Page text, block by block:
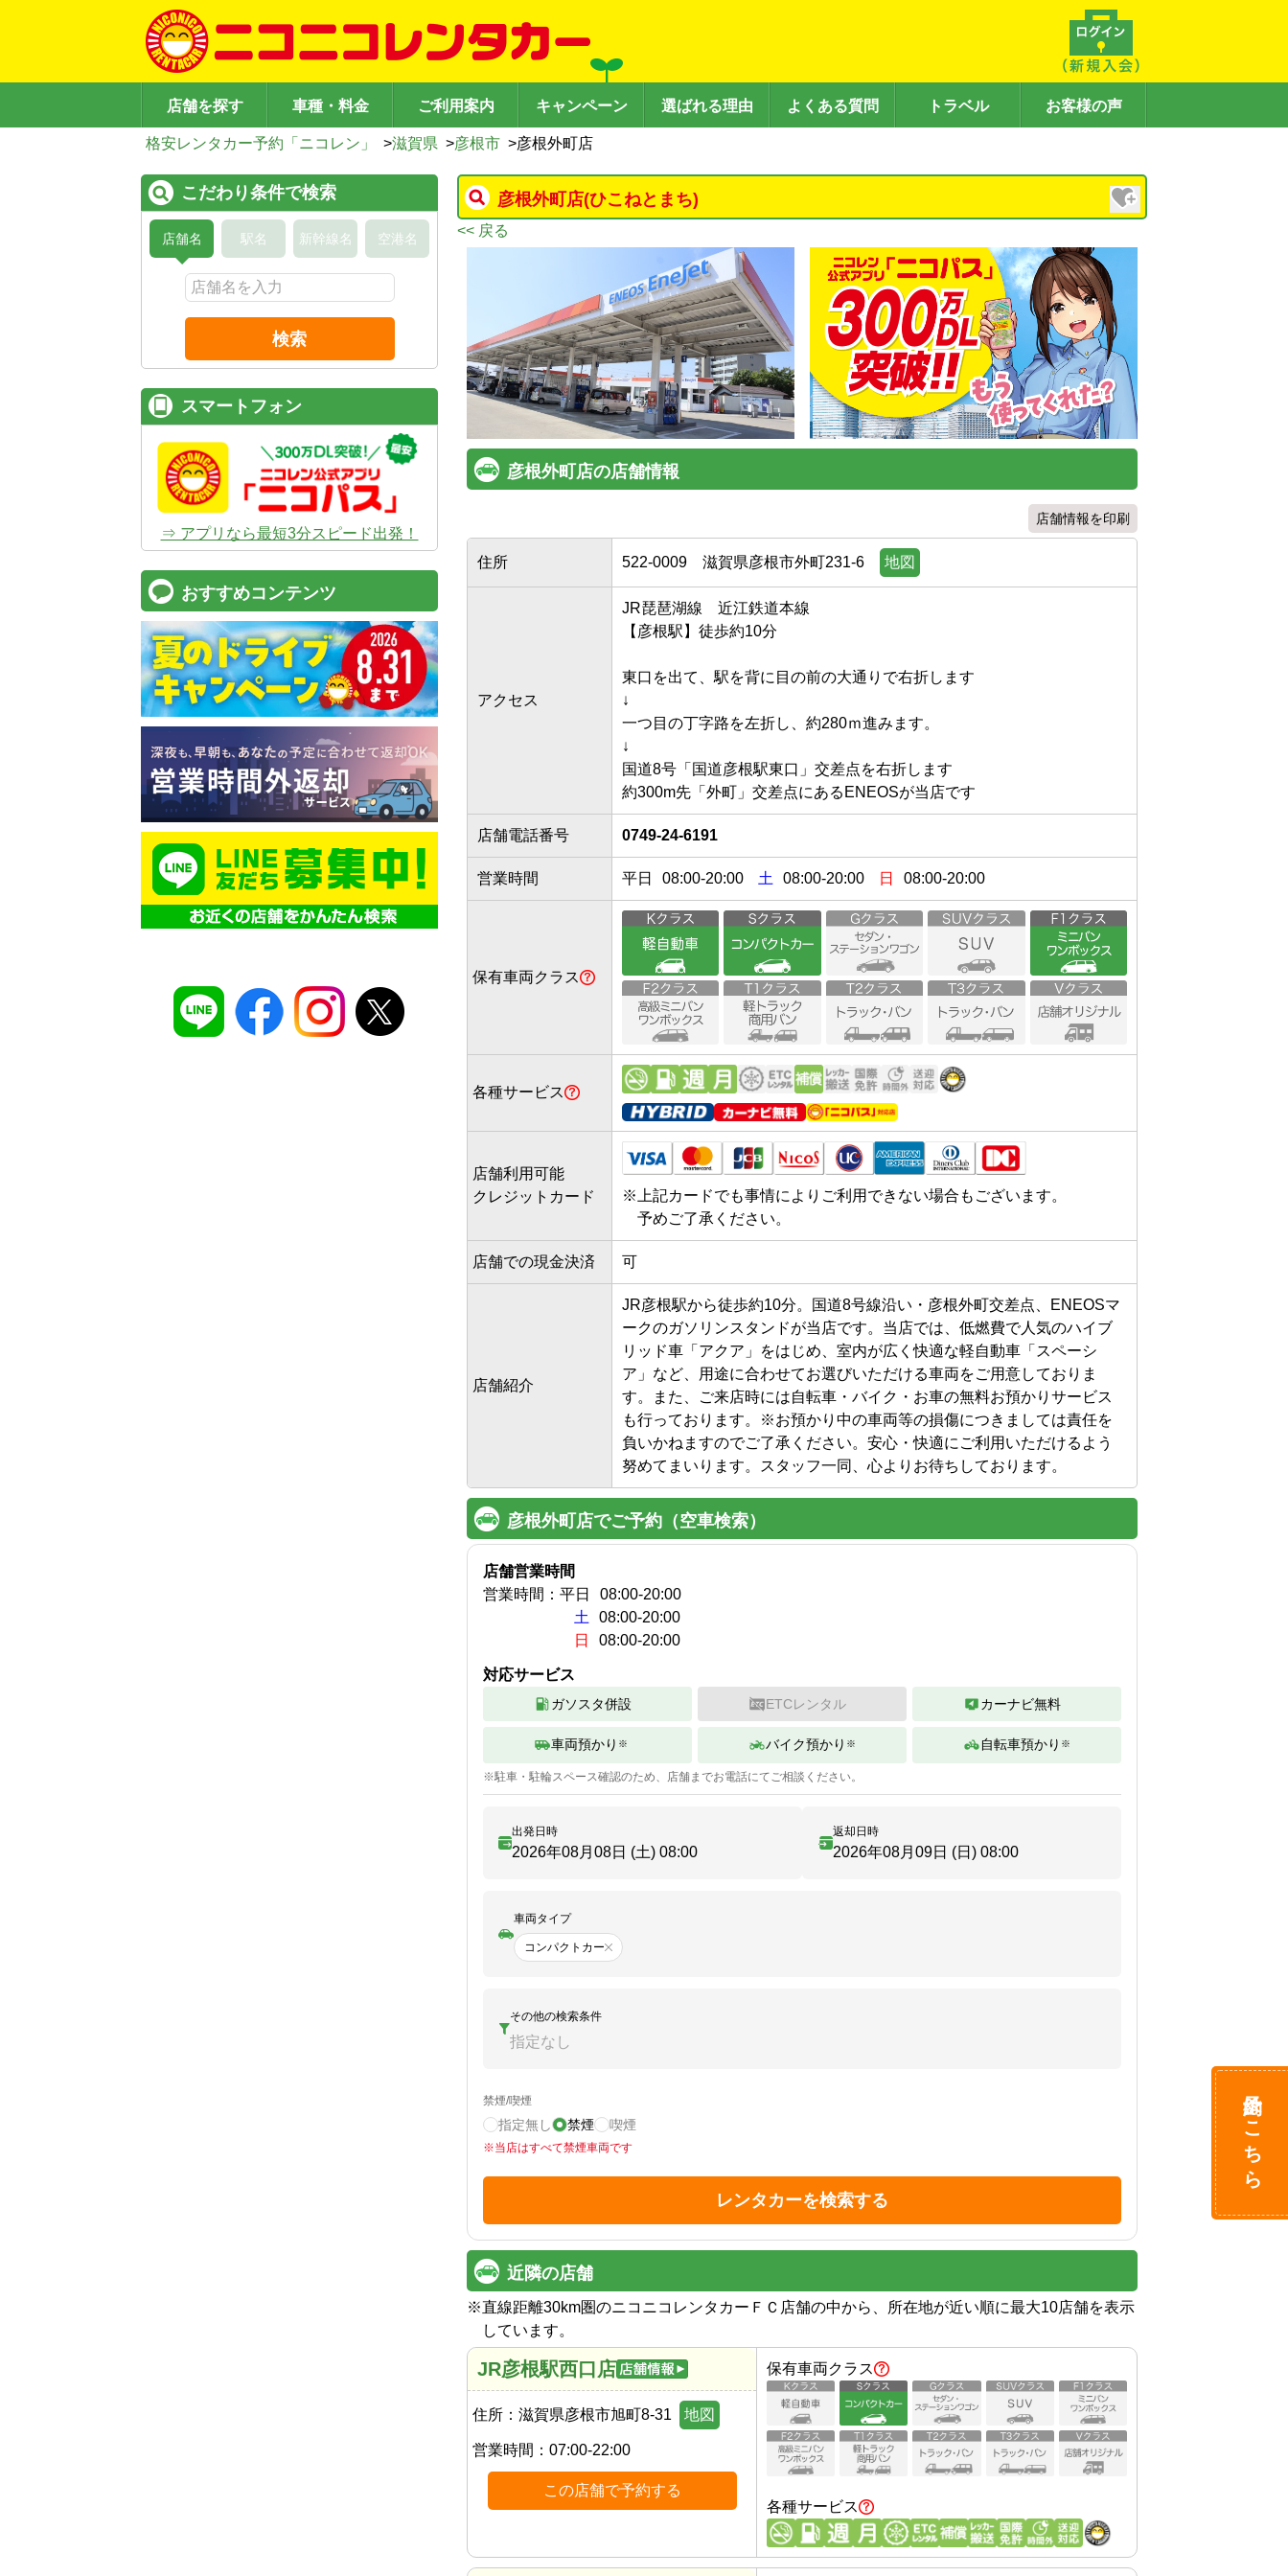
店舗を探す 車種・料金 ご利用案内 キャンペーン 選ばれる理由 よくある質問 トラベル お客様の声
格安レンタカー予約「ニコレン」 >滋賀県 >彦根市 >彦根外町店
彦根外町店(ひこねとまち)
<< 戻る
彦根外町店の店舗情報
店舗情報を印刷
住所 522-0009 滋賀県彦根市外町231-6 地図
アクセス
JR琵琶湖線　近江鉄道本線
【彦根駅】徒歩約10分
東口を出て、駅を背に目の前の大通りで右折します
↓
一つ目の丁字路を左折し、約280ｍ進みます。
↓
国道8号「国道彦根駅東口」交差点を右折します
店舗電話番号 0749-24-6191
営業時間 平日 08:00-20:00 土 08:00-20:00 日 08:00-20:00
保有車両クラス
各種サービス
店舗利用可能
クレジットカード
※ 上記カードでも事情によりご利用できない場合もございます。
予めご了承ください。
店舗での現金決済 可
店舗紹介
JR彦根駅から徒歩約10分。国道8号線沿い・彦根外町交差点、ENEOSマ
ークのガソリンスタンドが当店です。当店では、低燃費で人気のハイブ
リッド車「アクア」をはじめ、室内が広く快適な軽自動車「スペーシ
ア」など、用途に合わせてお選びいただける車両をご用意しておりま
す。また、ご来店時には自転車・バイク・お車の無料お預かりサービス
も行っております。※お預かり中の車両等の損傷につきましては責任を
負いかねますのでご了承ください。安心・快適にご利用いただけるよう
努めてまいります。スタッフ一同、心よりお待ちしております。
彦根外町店でご予約（空車検索）
店舗営業時間
営業時間： 平日 08:00-20:00
土
08:00-20:00
日
08:00-20:00
対応サービス
ガソスタ併設 ETCレンタル カーナビ無料
車両預かり ※ バイク預かり ※ 自転車預かり ※
※駐車・駐輪スペース確認のため、店舗までお電話にてご相談ください。
出発日時
2026年08月08日 (土) 08:00
返却日時
2026年08月09日 (日) 08:00
車両タイプ
コンパクトカー
その他の検索条件
指定なし
禁煙/喫煙
指定無し 禁煙 喫煙
※当店はすべて禁煙車両です
レンタカーを検索する
近隣の店舗
※直線距離30km圏のニコニコレンタカーＦＣ店舗の中から、所在地が近い順に最大10店舗を表示
しています。
JR彦根駅西口店
住所： 滋賀県彦根市旭町8-31 地図
営業時間： 07:00-22:00
この店舗で予約する
保有車両クラス
各種サービス
予約はこちら
こだわり条件で検索
店舗名 駅名 新幹線名 空港名
検索
スマートフォン
⇒ アプリなら最短3分スピード出発！
おすすめコンテンツ